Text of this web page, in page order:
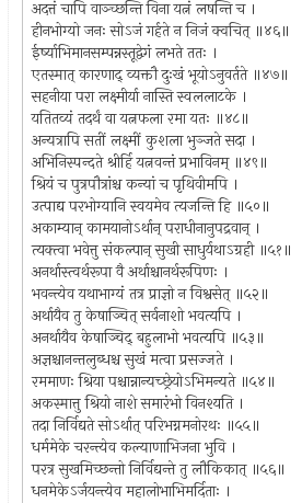
अदत्तं चापि वाञ्च्छन्ति विना यत्नं लषन्ति च ।
हीनभोग्यो जनः सोऽजं गर्हते न निजं क्वचित् ॥४६॥
ईर्ष्याभिमानसम्पन्नस्तूद्वेगं लभते ततः ।
एतस्मात् कारणाद् व्यक्तौ दुःखं भूयोऽनुवर्तते ॥४७॥
सहनीया परा लक्ष्मीर्या नास्ति स्वललाटके ।
यतितव्यं तदर्थं वा यत्नफला रमा यतः ॥४८॥
अन्यत्रापि सतीं लक्ष्मीं कुशला भुञ्जते सदा ।
अभिनिस्पन्दते श्रीर्हि यत्नवन्तं प्रभाविनम् ॥४९॥
श्रियं च पुत्रपौत्रांश्च कन्यां च पृथिवीमपि ।
उत्पाद्य परभोग्यानि स्वयमेव त्यजन्ति हि ॥५०॥
अकाम्यान् कामयानोऽर्थान् पराधीनानुपद्रवान् ।
त्यक्त्वा भवेत्तु संकल्पान् सुखी साधुर्यथाऽग्रही ॥५१॥
अनर्थास्त्वर्थरूपा वै अर्थाश्चानर्थरूपिणः ।
भवन्त्येव यथाभाग्यं तत्र प्राज्ञो न विश्वसेत् ॥५२॥
अर्थायैव तु केषाञ्चित् सर्वनाशो भवत्यपि ।
अनर्थायैव केषाञ्चिद् बहुलाभो भवत्यपि ॥५३॥
अज्ञश्चानन्तलुब्धश्च सुखं मत्वा प्रसज्जते ।
रममाणः श्रिया पश्चान्नान्यच्छ्रेयोऽभिमन्यते ॥५४॥
अकस्मात्तु श्रियो नाशे समारंभो विनश्यति ।
तदा निर्विद्यते सोऽर्थात् परिभग्नमनोरथः ॥५५॥
धर्ममेके चरन्त्येव कल्याणाभिजना भुवि ।
परत्र सुखमिच्छन्तो निर्विद्यन्ते तु लौकिकात् ॥५६॥
धनमेकेऽर्जयन्त्येव महालोभाभिमर्दिताः ।